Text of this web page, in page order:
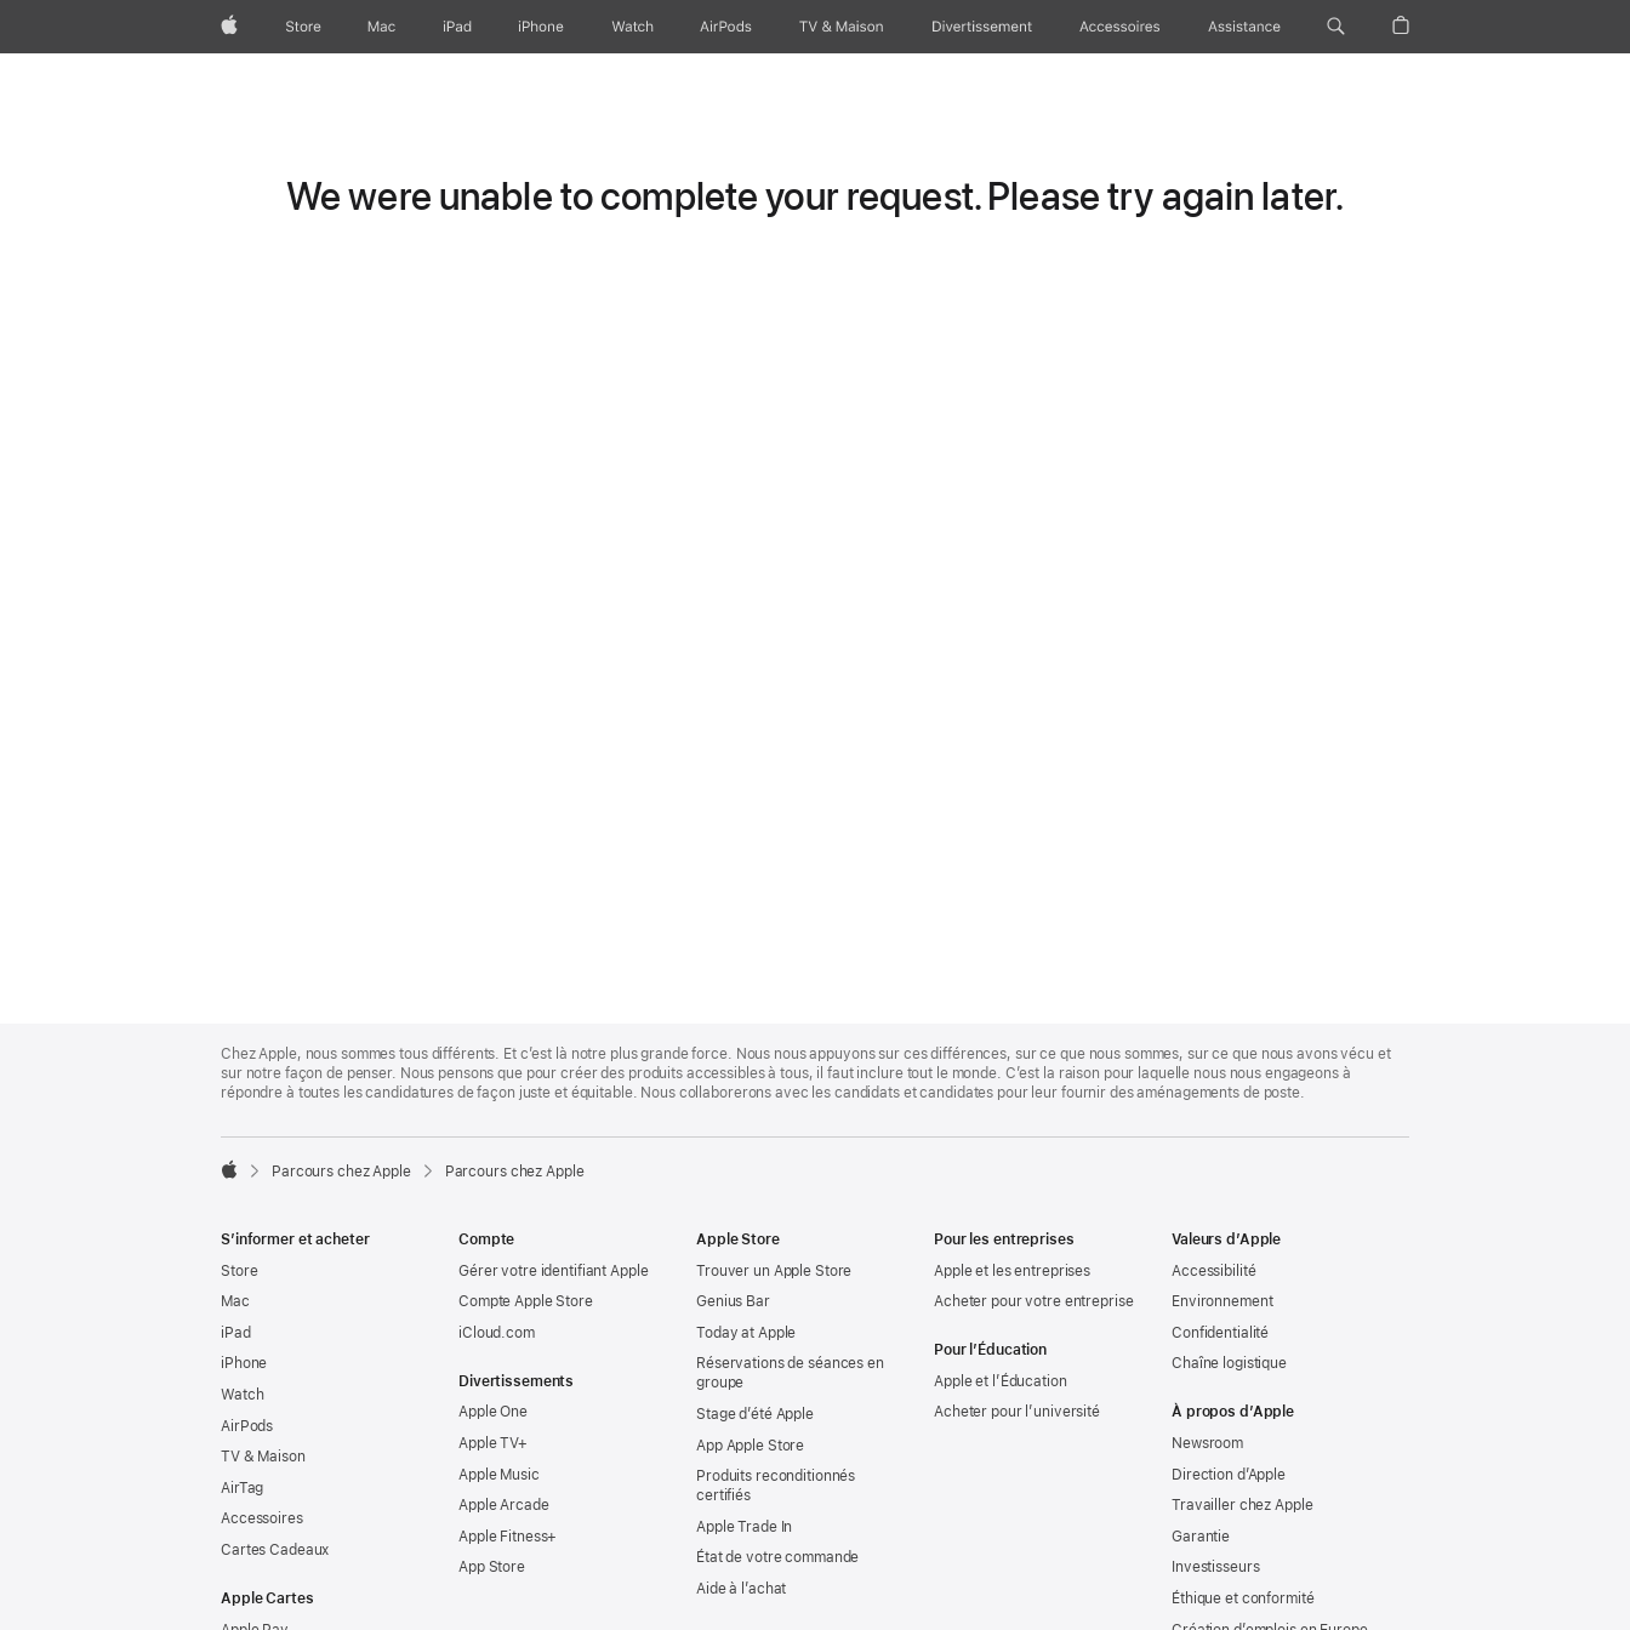
AppleStore Mac iPad iPhone Watch AirPods TV & Maison Divertissements Accessoires Assistance
We were unable to complete your request. Please try again later.
Footer
Chez Apple, nous sommes tous différents. Et c’est là notre plus grande force. Nous nous appuyons sur ces différences, sur ce que nous sommes, sur ce que nous avons vécu et
sur notre façon de penser. Nous pensons que pour créer des produits accessibles à tous, il faut inclure tout le monde. C’est la raison pour laquelle nous nous engageons à
répondre à toutes les candidatures de façon juste et équitable. Nous collaborerons avec les candidats et candidates pour leur fournir des aménagements de poste.

Parcours chez Apple Parcours chez Apple
S’informer et acheter
Store
Mac
iPad
iPhone
Watch
AirPods
TV & Maison
AirTag
Accessoires
Cartes Cadeaux
Apple Cartes
Compte
Gérer votre identifiant Apple
Compte Apple Store
iCloud.com
Divertissements
Apple One
Apple TV+
Apple Music
Apple Arcade
Apple Fitness+
App Store
Apple Store
Trouver un Apple Store
Genius Bar
Today at Apple
Réservations de séances en
groupe
Stage d’été Apple
App Apple Store
Produits reconditionnés
certifiés
Apple Trade In
État de votre commande
Aide à l’achat
Pour les entreprises
Apple et les entreprises
Acheter pour votre entreprise
Pour l’Éducation
Apple et l’Éducation
Acheter pour l’université
Valeurs d’Apple
Accessibilité
Environnement
Confidentialité
Chaîne logistique
À propos d’Apple
Newsroom
Direction d’Apple
Travailler chez Apple
Garantie
Investisseurs
Éthique et conformité